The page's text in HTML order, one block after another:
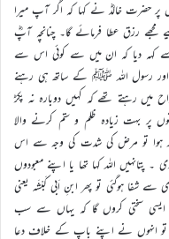
پر حضرت خالدؓ نے کہا کہ اگر آپ میرا
رزق عطا فرمائے گا۔ چنانچہ آپؓ
کہہ دیا کہ ان میں سے کوئی اس سے
اور رسول اللہ ﷺ کے ساتھ ہی رہنے
رہتے تھے کہ کہیں دوبارہ نہ پکڑ
پر بہت زیادہ ظلم و ستم کرنے والا
ہوا تو مرض کی شدت کی وجہ سے اس
اللہ کہا تھا یا اپنے معبودوں
شفا ہوگئی تو پھر ابنِ اَبی کَبْشَہ یعنی
سختی کروں گا کہ یہاں سے سب
تو انہوں نے اپنے باپ کے خلاف دعا